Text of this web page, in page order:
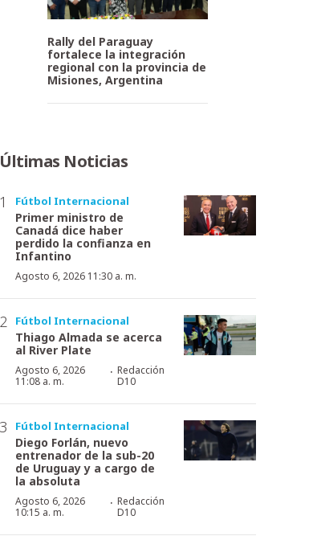
Rally del Paraguay
fortalece la integración
regional con la provincia de
Misiones, Argentina
Últimas Noticias
Fútbol Internacional
Primer ministro de
Canadá dice haber
perdido la confianza en
Infantino
Agosto 6, 2026 11:30 a. m.
Fútbol Internacional
Thiago Almada se acerca
al River Plate
Agosto 6, 2026
11:08 a. m.
· Redacción
D10
Fútbol Internacional
Diego Forlán, nuevo
entrenador de la sub-20
de Uruguay y a cargo de
la absoluta
Agosto 6, 2026
10:15 a. m.
· Redacción
D10